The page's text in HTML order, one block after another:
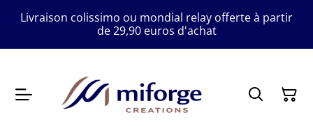
Livraison colissimo ou mondial relay offerte à partir
de 29,90 euros d'achat